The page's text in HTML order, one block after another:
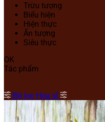
Trừu tượng
Biểu hiện
Hiện thực
Ấn tượng
Siêu thực
OK
Tác phẩm
Bộ lọc Họa sĩ